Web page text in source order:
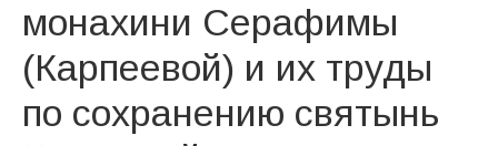
монахини Серафимы
(Карпеевой) и их труды
по сохранению святынь